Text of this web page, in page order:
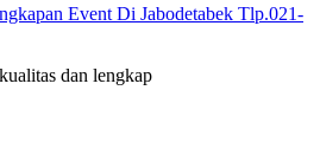
Event Di Jabodetabek Tlp.021-
dan lengkap